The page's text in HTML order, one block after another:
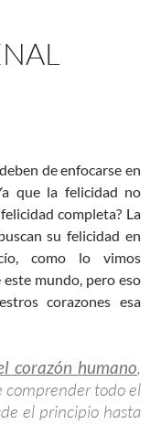
de enfocarse en
que la felicidad no
completa? La
su felicidad en
como lo vimos
mundo, pero eso
corazones esa
corazón humano,
comprender todo el
el principio hasta